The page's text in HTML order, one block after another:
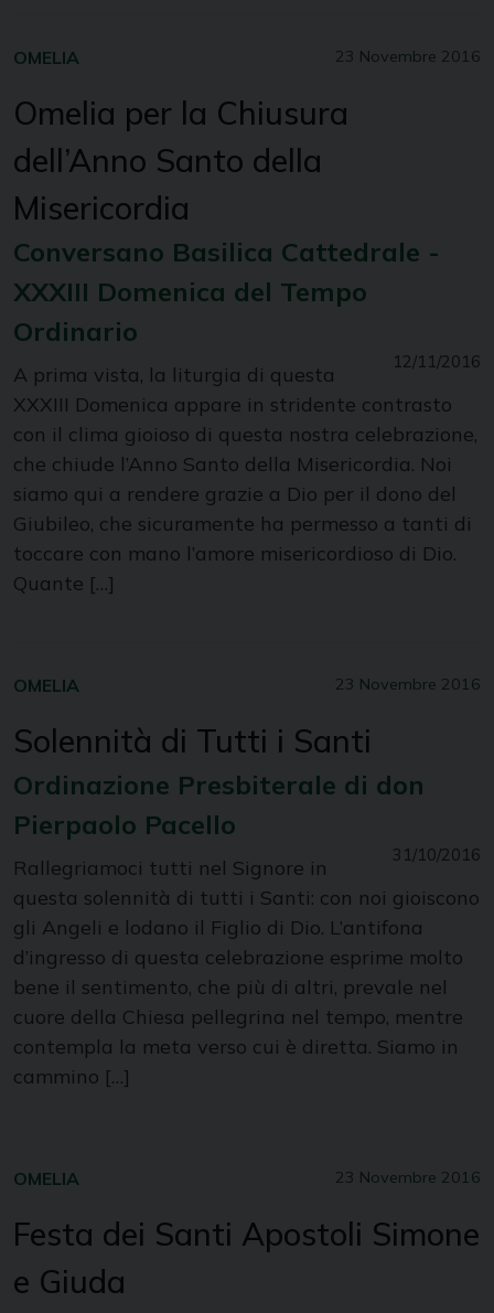
23 Novembre 2016
OMELIA
Omelia per la Chiusura
dell’Anno Santo della
Misericordia
Conversano Basilica Cattedrale -
XXXIII Domenica del Tempo
Ordinario
12/11/2016
A prima vista, la liturgia di questa
XXXIII Domenica appare in stridente contrasto
con il clima gioioso di questa nostra celebrazione,
che chiude l’Anno Santo della Misericordia. Noi
siamo qui a rendere grazie a Dio per il dono del
Giubileo, che sicuramente ha permesso a tanti di
toccare con mano l’amore misericordioso di Dio.
Quante […]
23 Novembre 2016
OMELIA
Solennità di Tutti i Santi
Ordinazione Presbiterale di don
Pierpaolo Pacello
31/10/2016
Rallegriamoci tutti nel Signore in
questa solennità di tutti i Santi: con noi gioiscono
gli Angeli e lodano il Figlio di Dio. L’antifona
d’ingresso di questa celebrazione esprime molto
bene il sentimento, che più di altri, prevale nel
cuore della Chiesa pellegrina nel tempo, mentre
contempla la meta verso cui è diretta. Siamo in
cammino […]
23 Novembre 2016
OMELIA
Festa dei Santi Apostoli Simone
e Giuda